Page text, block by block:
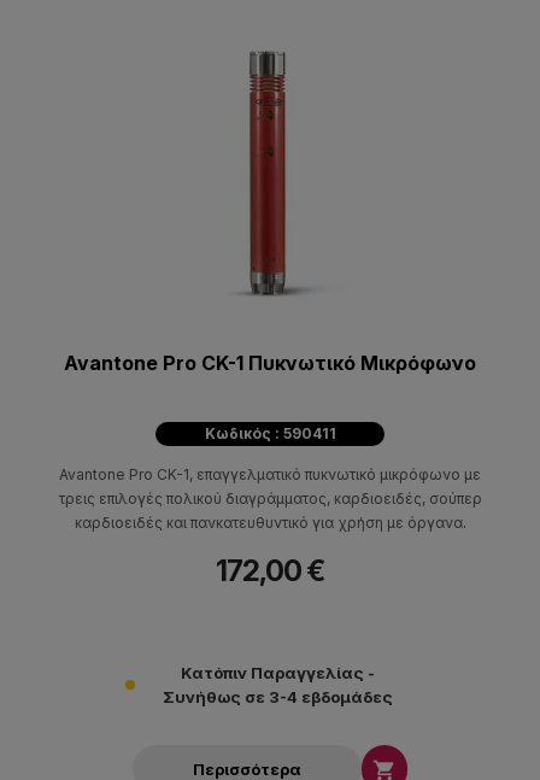
Avantone Pro CK-1 Πυκνωτικό Μικρόφωνο
Κωδικός : 590411
Avantone Pro CK-1, επαγγελματικό πυκνωτικό μικρόφωνο με
τρεις επιλογές πολικού διαγράμματος, καρδιοειδές, σούπερ
καρδιοειδές και πανκατευθυντικό για χρήση με όργανα.
172,00 €
Κατόπιν Παραγγελίας -
Συνήθως σε 3-4 εβδομάδες
Περισσότερα 